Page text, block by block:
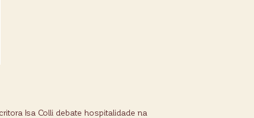
Isa Colli debate hospitalidade na